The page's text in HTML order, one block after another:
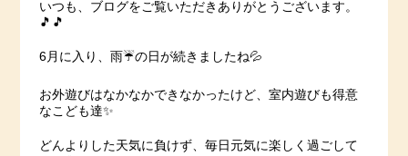
いつも、ブログをご覧いただきありがとうございます。
🎵🎵
6月に入り、雨☔️の日が続きましたね💦
お外遊びはなかなかできなかったけど、室内遊びも得意
なこども達✨
どんよりした天気に負けず、毎日元気に楽しく過ごして